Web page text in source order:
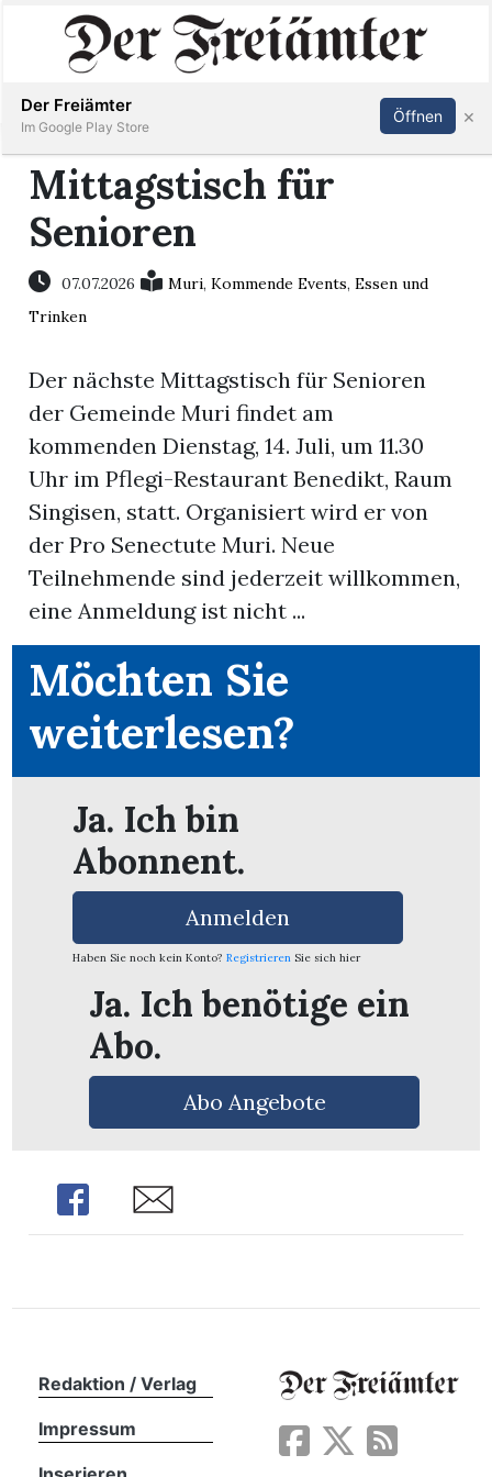
Immobilien
Veranstaltungen
E-
Newsletter
App
Inserieren Abonnieren Anmelden
Mittagstisch für
Senioren
07.07.2026 Muri,Kommende Events,Essen und
Trinken
Der nächste Mittagstisch für Senioren
der Gemeinde Muri findet am
kommenden Dienstag, 14. Juli, um 11.30
Uhr im Pflegi-Restaurant Benedikt, Raum
Singisen, statt. Organisiert wird er von
der Pro Senectute Muri. Neue
Teilnehmende sind jederzeit willkommen,
eine Anmeldung ist nicht ...
Möchten Sie
weiterlesen?
Ja. Ich bin
Abonnent.
Anmelden
Haben Sie noch kein Konto? Registrieren Sie sich hier
Ja. Ich benötige ein
Abo.
Abo Angebote
Share Share
Redaktion / Verlag
Impressum
Der Freiämter
Im Google Play Store
Öffnen ×